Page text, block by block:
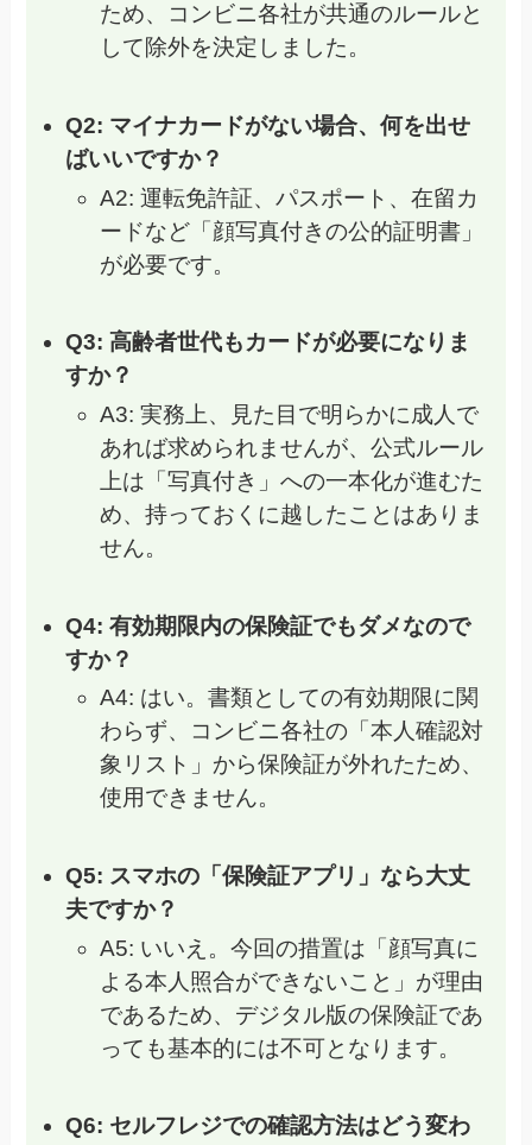
ため、コンビニ各社が共通のルールと
して除外を決定しました。
Q2: マイナカードがない場合、何を出せ
ばいいですか？
A2: 運転免許証、パスポート、在留カ
ードなど「顔写真付きの公的証明書」
が必要です。
Q3: 高齢者世代もカードが必要になりま
すか？
A3: 実務上、見た目で明らかに成人で
あれば求められませんが、公式ルール
上は「写真付き」への一本化が進むた
め、持っておくに越したことはありま
せん。
Q4: 有効期限内の保険証でもダメなので
すか？
A4: はい。書類としての有効期限に関
わらず、コンビニ各社の「本人確認対
象リスト」から保険証が外れたため、
使用できません。
Q5: スマホの「保険証アプリ」なら大丈
夫ですか？
A5: いいえ。今回の措置は「顔写真に
よる本人照合ができないこと」が理由
であるため、デジタル版の保険証であ
っても基本的には不可となります。
Q6: セルフレジでの確認方法はどう変わ